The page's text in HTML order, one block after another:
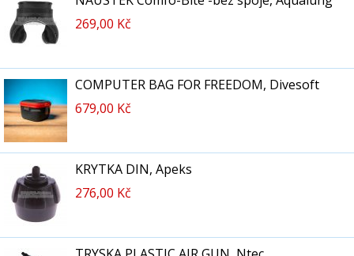
269,00 Kč
COMPUTER BAG FOR FREEDOM, Divesoft
679,00 Kč
KRYTKA DIN, Apeks
276,00 Kč